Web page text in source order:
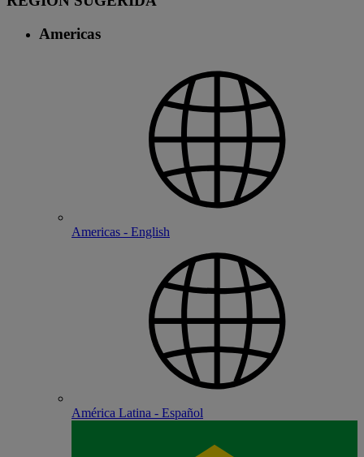
Americas
Americas - English
América Latina - Español